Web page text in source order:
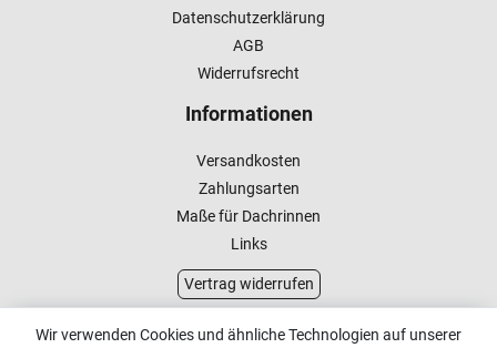
Datenschutzerklärung
AGB
Widerrufsrecht
Informationen
Versandkosten
Zahlungsarten
Maße für Dachrinnen
Links
Vertrag widerrufen
Kundenservice
Wir verwenden Cookies und ähnliche Technologien auf unserer